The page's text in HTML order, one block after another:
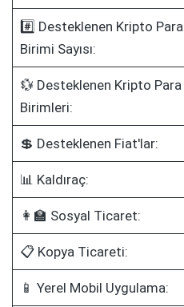
#️⃣ Desteklenen Kripto Para
Birimi Sayısı:
💱 Desteklenen Kripto Para
Birimleri:
💲 Desteklenen Fiat'lar:
📊 Kaldıraç:
👩‍🏫 Sosyal Ticaret:
📋 Kopya Ticareti:
📱 Yerel Mobil Uygulama: